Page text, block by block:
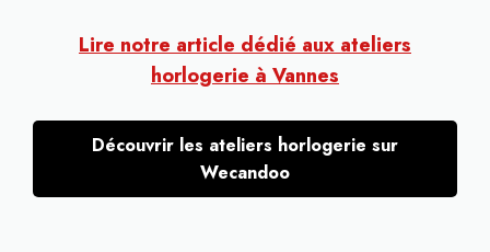
Lire notre article dédié aux ateliers
horlogerie à Vannes
Découvrir les ateliers horlogerie sur
Wecandoo